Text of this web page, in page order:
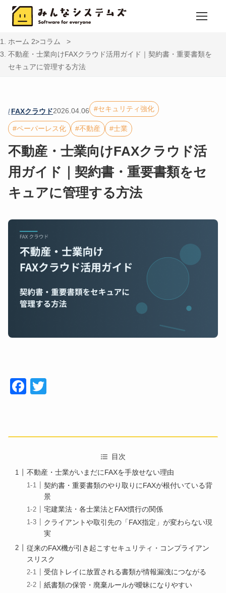
ホーム
コラム
不動産・士業向けFAXクラウド活用ガイド｜契約書・重要書類を
セキュアに管理する方法
FAXクラウド2026.04.06 セキュリティ強化
ペーパーレス化 不動産 士業
不動産・士業向けFAXクラウド活
用ガイド｜契約書・重要書類をセ
キュアに管理する方法
Face
目次
不動産・士業がいまだにFAXを手放せない理由
契約書・重要書類のやり取りにFAXが根付いている背
景
宅建業法・各士業法とFAX慣行の関係
クライアントや取引先の「FAX指定」が変わらない現
実
従来のFAX機が引き起こすセキュリティ・コンプライアン
スリスク
受信トレイに放置される書類が情報漏洩につながる
紙書類の保管・廃棄ルールが曖昧になりやすい